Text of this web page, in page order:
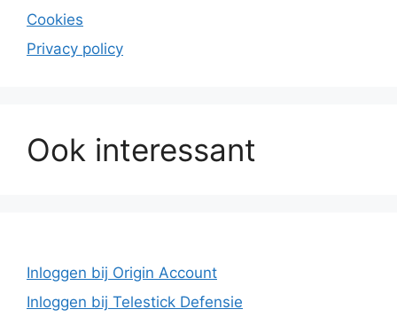
Cookies
Privacy policy
Ook interessant
Inloggen bij Origin Account
Inloggen bij Telestick Defensie